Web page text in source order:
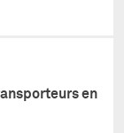
en